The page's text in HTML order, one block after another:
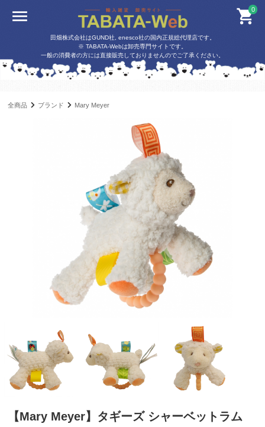
0
田畑株式会社はGUND社, enesco社の国内正規総代理店です。
※ TABATA-Webは卸売専門サイトです。
一般の消費者の方には直接販売しておりませんのでご了承ください。
全商品 ブランド Mary Meyer
【Mary Meyer】タギーズ シャーベットラム